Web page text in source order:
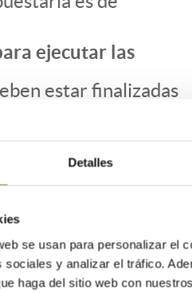
Detalles
se usan para personalizar el
sociales y analizar el tráfico.
haga del sitio web con
ejecutar las
estar finalizadas
de 2025 y el 31
31 octubre de
solicitarla?
de solicitudes
2026 desde el día